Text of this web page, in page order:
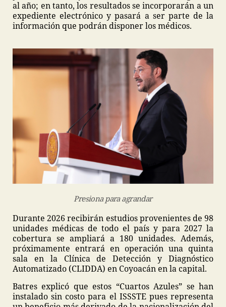
al año; en tanto, los resultados se incorporarán a un
expediente electrónico y pasará a ser parte de la
información que podrán disponer los médicos.
Presiona para agrandar
Durante 2026 recibirán estudios provenientes de 98
unidades médicas de todo el país y para 2027 la
cobertura se ampliará a 180 unidades. Además,
próximamente entrará en operación una quinta
sala en la Clínica de Detección y Diagnóstico
Automatizado (CLIDDA) en Coyoacán en la capital.
Batres explicó que estos “Cuartos Azules” se han
instalado sin costo para el ISSSTE pues representa